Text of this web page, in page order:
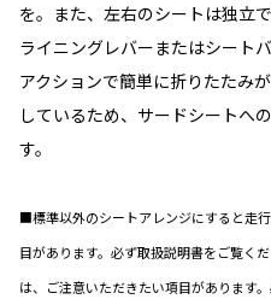
を。また、左右のシートは独立
ライニングレバーまたはシート
アクションで簡単に折りたたみ
しているため、サードシートへ
す。
■標準以外のシートアレンジにすると走
目があります。必ず取扱説明書をご覧
は、ご注意いただきたい項目があります